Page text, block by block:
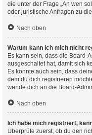
die unter der Frage „An wen
oder juristische Anfragen zu
Nach oben
Warum kann ich mich nicht
Es kann sein, dass die Board-
ausgeschaltet hat, damit sich
Es könnte auch sein, dass
dem du dich registrieren
wende dich an die Board-
Nach oben
Ich habe mich registriert,
Überprüfe zuerst, ob du den